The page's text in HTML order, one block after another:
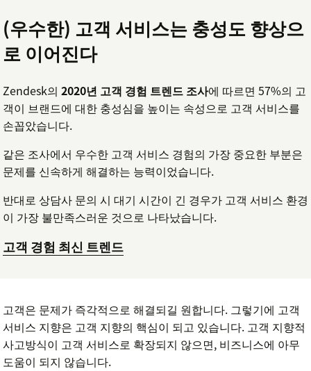
(우수한) 고객 서비스는 충성도 향상으
로 이어진다
Zendesk의 2020년 고객 경험 트렌드 조사에 따르면 57%의 고
객이 브랜드에 대한 충성심을 높이는 속성으로 고객 서비스를
손꼽았습니다.
같은 조사에서 우수한 고객 서비스 경험의 가장 중요한 부분은
문제를 신속하게 해결하는 능력이었습니다.
반대로 상담사 문의 시 대기 시간이 긴 경우가 고객 서비스 환경
이 가장 불만족스러운 것으로 나타났습니다.
고객 경험 최신 트렌드
고객은 문제가 즉각적으로 해결되길 원합니다. 그렇기에 고객
서비스 지향은 고객 지향의 핵심이 되고 있습니다. 고객 지향적
사고방식이 고객 서비스로 확장되지 않으면, 비즈니스에 아무
도움이 되지 않습니다.